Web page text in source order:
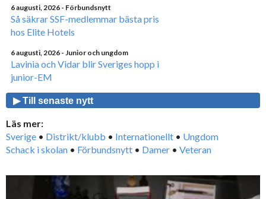
6 augusti, 2026 - Förbundsnytt
Så säkrar SSF-medlemmar bästa pris
hos Elite Hotels
6 augusti, 2026 - Junior och ungdom
Lavinia och Vidar blir Sveriges hopp i
junior-EM
▶ Till senaste nytt
Läs mer:
Sverige • Distrikt/klubb • Internationellt • Ungdom
Schack i skolan • Förbundsnytt • Damer • Veteran